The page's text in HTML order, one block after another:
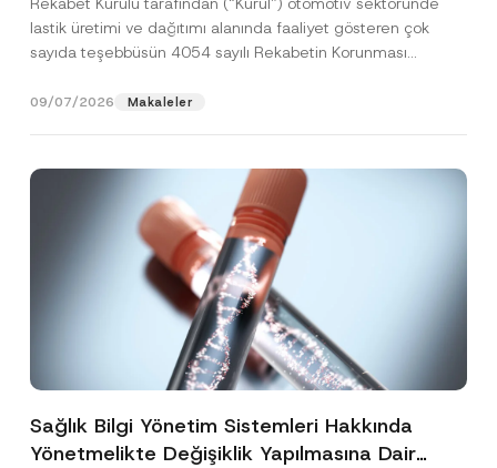
Cezasına Hükmedilmiştir
lastik üretimi ve dağıtımı alanında faaliyet gösteren çok
sayıda teşebbüsün 4054 sayılı Rekabetin Korunması
09/07/2026 Makaleler
Sağlık Bilgi Yönetim Sistemleri Hakkında
Yönetmelikte Değişiklik Yapılmasına Dair